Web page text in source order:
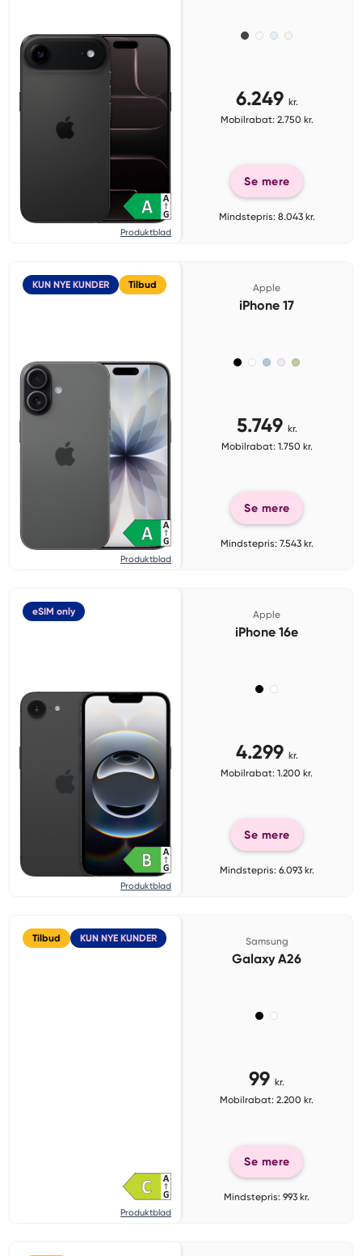
Produktblad
6.249 kr.
Mobilrabat: 2.750 kr.
Se mere
Mindstepris: 8.043 kr.
KUN NYE KUNDER Tilbud
Produktblad
Apple
iPhone 17
5.749 kr.
Mobilrabat: 1.750 kr.
Se mere
Mindstepris: 7.543 kr.
eSIM only
Produktblad
Apple
iPhone 16e
4.299 kr.
Mobilrabat: 1.200 kr.
Se mere
Mindstepris: 6.093 kr.
Tilbud KUN NYE KUNDER
Produktblad
Samsung
Galaxy A26
99 kr.
Mobilrabat: 2.200 kr.
Se mere
Mindstepris: 993 kr.